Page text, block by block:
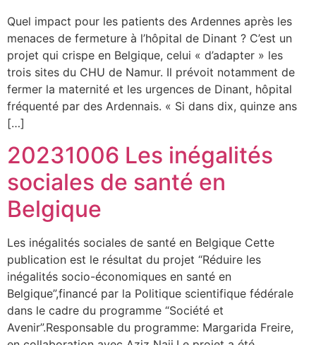
Quel impact pour les patients des Ardennes après les
menaces de fermeture à l’hôpital de Dinant ? C’est un
projet qui crispe en Belgique, celui « d’adapter » les
trois sites du CHU de Namur. Il prévoit notamment de
fermer la maternité et les urgences de Dinant, hôpital
fréquenté par des Ardennais. « Si dans dix, quinze ans
[…]
20231006 Les inégalités
sociales de santé en
Belgique
Les inégalités sociales de santé en Belgique Cette
publication est le résultat du projet “Réduire les
inégalités socio-économiques en santé en
Belgique”,financé par la Politique scientifique fédérale
dans le cadre du programme “Société et
Avenir”.Responsable du programme: Margarida Freire,